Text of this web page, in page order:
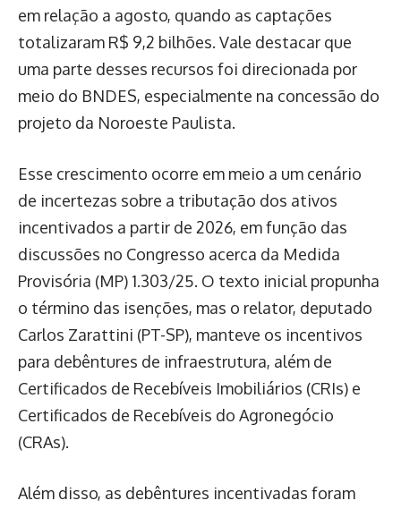
em relação a agosto, quando as captações
totalizaram R$ 9,2 bilhões. Vale destacar que
uma parte desses recursos foi direcionada por
meio do BNDES, especialmente na concessão do
projeto da Noroeste Paulista.
Esse crescimento ocorre em meio a um cenário
de incertezas sobre a tributação dos ativos
incentivados a partir de 2026, em função das
discussões no Congresso acerca da Medida
Provisória (MP) 1.303/25. O texto inicial propunha
o término das isenções, mas o relator, deputado
Carlos Zarattini (PT-SP), manteve os incentivos
para debêntures de infraestrutura, além de
Certificados de Recebíveis Imobiliários (CRIs) e
Certificados de Recebíveis do Agronegócio
(CRAs).
Além disso, as debêntures incentivadas foram